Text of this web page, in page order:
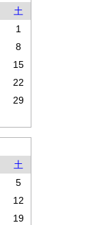
土
1
8
15
22
29
土
5
12
19